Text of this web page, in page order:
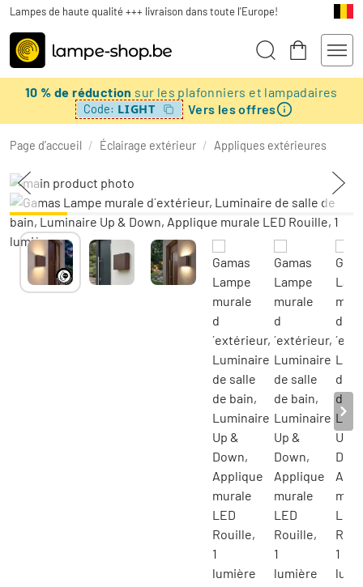
Lampes de haute qualité +++ livraison dans toute l'Europe!
10 % de réduction sur les plafonniers et lampadaires
Code: LIGHT Vers les offres
Page d’accueil / Éclairage extérieur / Appliques extérieures